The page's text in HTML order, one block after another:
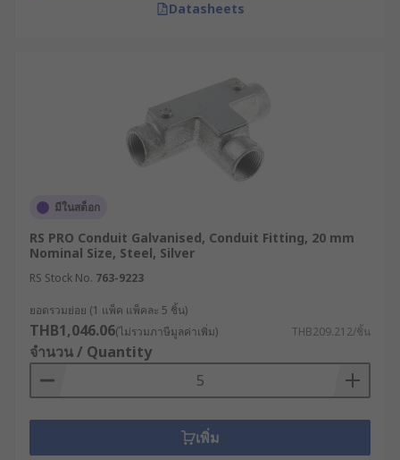
Datasheets
มีในสต็อก
RS PRO Conduit Galvanised, Conduit Fitting, 20 mm
Nominal Size, Steel, Silver
RS Stock No. 763-9223
ยอดรวมย่อย (1 แพ็ค แพ็คละ 5 ชิ้น)
THB1,046.06(ไม่รวมภาษีมูลค่าเพิ่ม) THB209.212/ชิ้น
จำนวน / Quantity
เพิ่ม